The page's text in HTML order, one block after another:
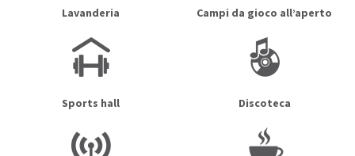
Lavanderia Campi da gioco all’aperto
Sports hall Discoteca